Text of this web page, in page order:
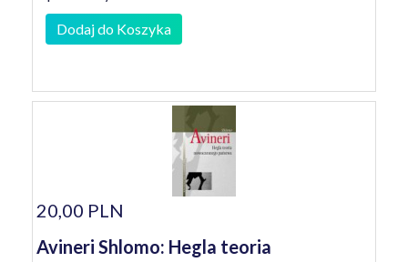
Dodaj do Koszyka
20,00 PLN
Avineri Shlomo: Hegla teoria